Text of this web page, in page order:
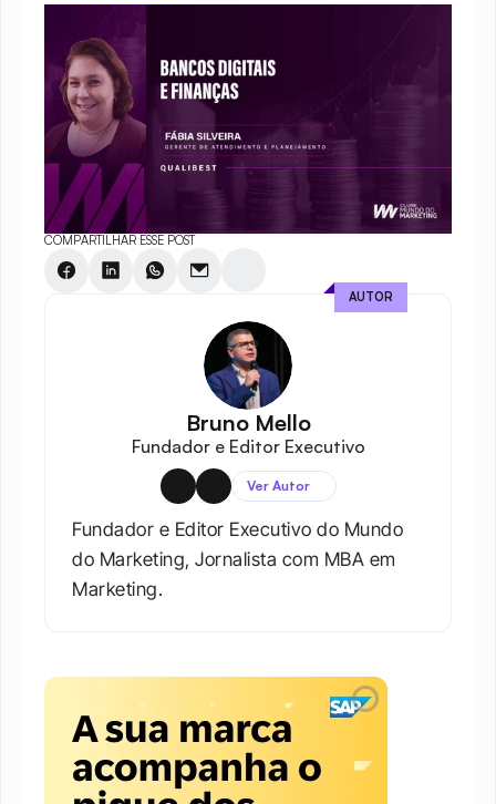
COMPARTILHAR ESSE POST
Bruno Mello
Fundador e Editor Executivo
Ver Autor
Fundador e Editor Executivo do Mundo
do Marketing, Jornalista com MBA em
Marketing.
AUTOR